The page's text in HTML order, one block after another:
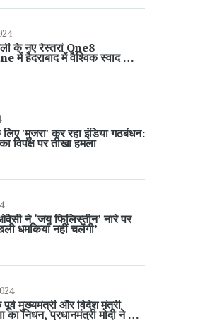
के नए रेस्तरां One8
में हैदराबाद में वैश्विक स्वाद का
'मुजरा' कर रहा इंडिया गठबंधन:
विपक्ष पर तीखा हमला
ने ‘जय फिलिस्तीन’ नारे पर
धमकियाँ नहीं चलेंगी’
मुख्यमंत्री और विदेश मंत्री
का निधन, प्रधानमंत्री मोदी ने दी